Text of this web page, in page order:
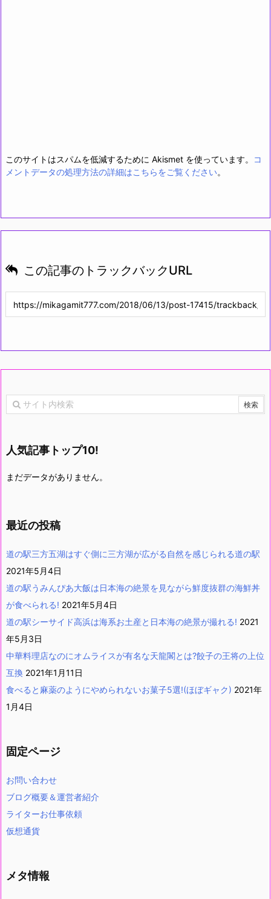
このサイトはスパムを低減するために Akismet を使っています。
コ
メントデータの処理方法の詳細はこちらをご覧ください。
この記事のトラックバックURL
人気記事トップ10!
まだデータがありません。
最近の投稿
道の駅三方五湖はすぐ側に三方湖が広がる自然を感じられる道の駅
2021年5月4日
道の駅うみんぴあ大飯は日本海の絶景を見ながら鮮度抜群の海鮮丼
が食べられる! 2021年5月4日
道の駅シーサイド高浜は海系お土産と日本海の絶景が撮れる! 2021
年5月3日
中華料理店なのにオムライスが有名な天龍閣とは?餃子の王将の上位
互換 2021年1月11日
食べると麻薬のようにやめられないお菓子5選!(ほぼギャク) 2021年
1月4日
固定ページ
お問い合わせ
ブログ概要＆運営者紹介
ライターお仕事依頼
仮想通貨
メタ情報